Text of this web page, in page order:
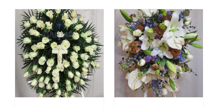
Cruces
Medallones
Cubre cajas